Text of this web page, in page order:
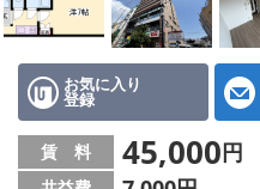
店舗情報·アクセス
会社概要
メールでお問い合わせ
お気に入り
登録
賃 料 45,000円